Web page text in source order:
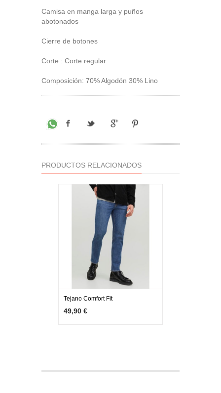
Camisa en manga larga y puños
abotonados
Cierre de botones
Corte : Corte regular
Composición: 70% Algodón 30% Lino
PRODUCTOS RELACIONADOS
VER OPCIONES
Tejano Comfort Fit
49,90 €